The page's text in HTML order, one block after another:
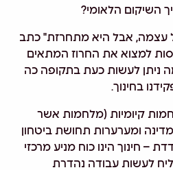
השיקום הלאומי?
עצמה, אבל היא מתחרזת" כתב
למצוא את החרוז המתאים
ניתן לעשות כעת בתקופה כה
בחינוך.
קיומיות (מלחמות אשר
ומערערות תחושת ביטחון
– חינוך הינו כוח מניע מרכזי
לעשות עבודה נהדרת